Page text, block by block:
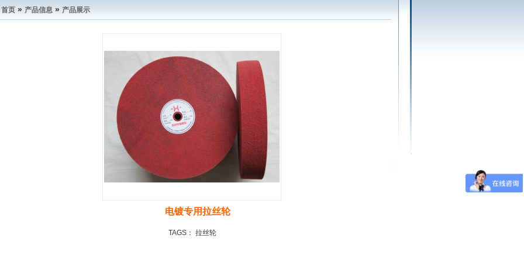
首页 » 产品信息 » 产品展示
电镀专用拉丝轮
TAGS： 拉丝轮